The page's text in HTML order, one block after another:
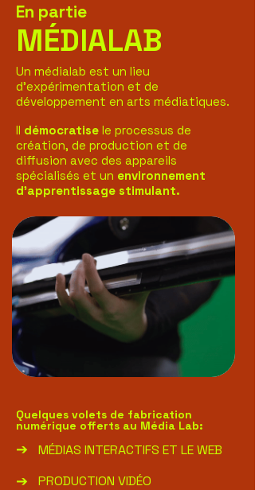
En partie
MÉDIALAB
Un médialab est un lieu
d’expérimentation et de
développement en arts médiatiques.
Il démocratise le processus de
création, de production et de
diffusion avec des appareils
spécialisés et un environnement
d'apprentissage stimulant.
Quelques volets de fabrication
numérique offerts au Média Lab:
➔
MÉDIAS INTERACTIFS ET LE WEB
➔
PRODUCTION VIDÉO